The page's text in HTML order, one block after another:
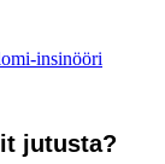
insinööri
jutusta?